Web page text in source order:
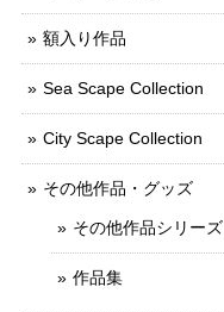
額入り作品
Sea Scape Collection
City Scape Collection
その他作品・グッズ
その他作品シリーズ
作品集